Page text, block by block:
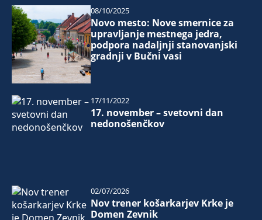
Novo mesto: Nove smernice za
upravljanje mestnega jedra,
podpora nadaljnji stanovanjski
gradnji v Bučni vasi
08/10/2025
17. november – svetovni dan
nedonošenčkov
17/11/2022
Nov trener košarkarjev Krke je
Domen Zevnik
02/07/2026